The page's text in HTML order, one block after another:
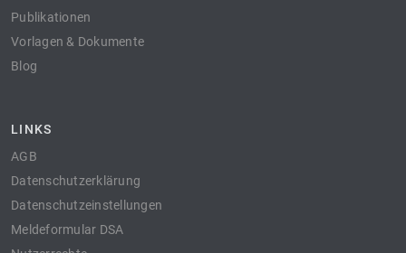
Publikationen
Vorlagen & Dokumente
Blog
LINKS
AGB
Datenschutzerklärung
Datenschutzeinstellungen
Meldeformular DSA